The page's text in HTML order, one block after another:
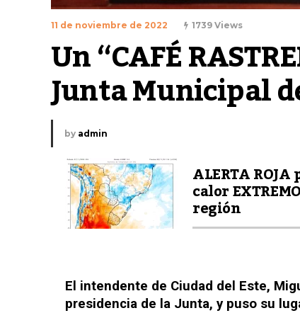
11 de noviembre de 2022 1739 Views
Un “CAFÉ
Junta Municipal
by admin
ALERTA ROJA
calor
región
El intendente de Ciudad del Este,
presidencia de la Junta, y puso su